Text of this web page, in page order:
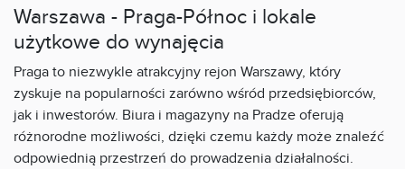
Warszawa - Praga-Północ i lokale
użytkowe do wynajęcia
Praga to niezwykle atrakcyjny rejon Warszawy, który
zyskuje na popularności zarówno wśród przedsiębiorców,
jak i inwestorów. Biura i magazyny na Pradze oferują
różnorodne możliwości, dzięki czemu każdy może znaleźć
odpowiednią przestrzeń do prowadzenia działalności.